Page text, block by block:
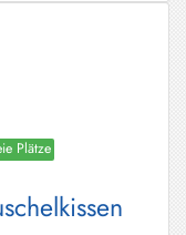
Plätze